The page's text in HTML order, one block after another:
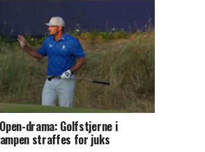
drama: Golfstjerne i
straffes for juks